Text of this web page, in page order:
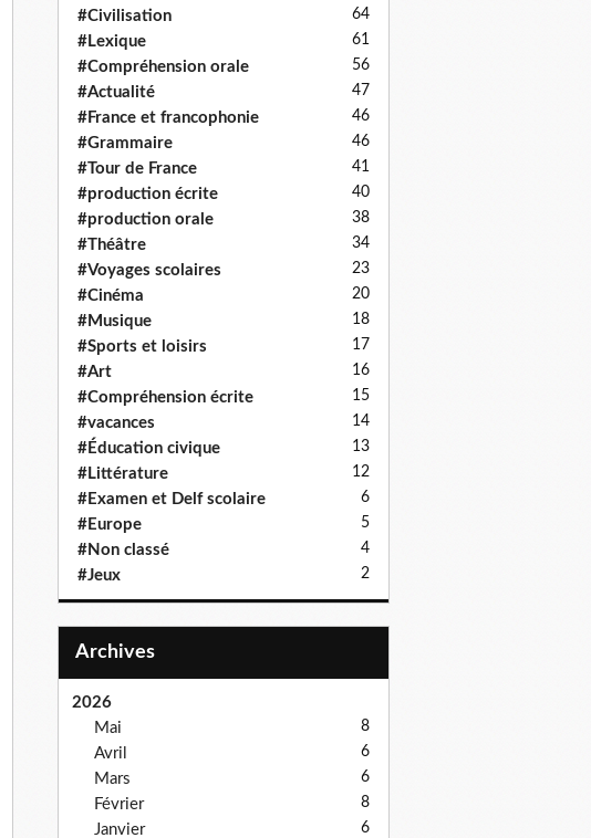
#Civilisation 64
#Lexique 61
#Compréhension orale 56
#Actualité 47
#France et francophonie 46
#Grammaire 46
#Tour de France 41
#production écrite 40
#production orale 38
#Théâtre 34
#Voyages scolaires 23
#Cinéma 20
#Musique 18
#Sports et loisirs 17
#Art 16
#Compréhension écrite 15
#vacances 14
#Éducation civique 13
#Littérature 12
#Examen et Delf scolaire 6
#Europe 5
#Non classé 4
#Jeux 2
Archives
2026
Mai
8
Avril 6
Mars 6
Février 8
Janvier 6